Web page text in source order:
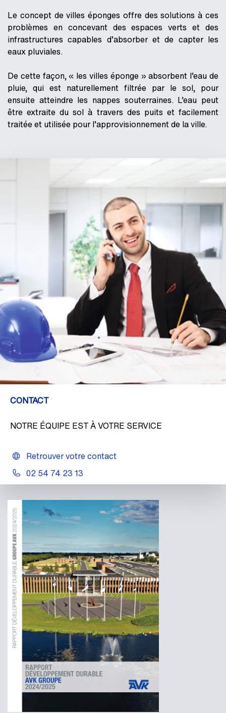
CONTACT
NOTRE ÉQUIPE EST À VOTRE SERVICE
Retrouver votre contact
02 54 74 23 13
Le concept de villes éponges offre des solutions à ces
problèmes en concevant des espaces verts et des
infrastructures capables d’absorber et de capter les
eaux pluviales.
De cette façon, « les villes éponge » absorbent l’eau de
pluie, qui est naturellement filtrée par le sol, pour
ensuite atteindre les nappes souterraines. L’eau peut
être extraite du sol à travers des puits et facilement
traitée et utilisée pour l’approvisionnement de la ville.